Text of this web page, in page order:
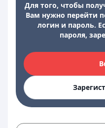
Для того, чтобы
Вам нужно перейти
логин и пароль.
пароля,